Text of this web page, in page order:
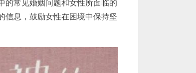
信息，鼓励女性在困境中保持坚